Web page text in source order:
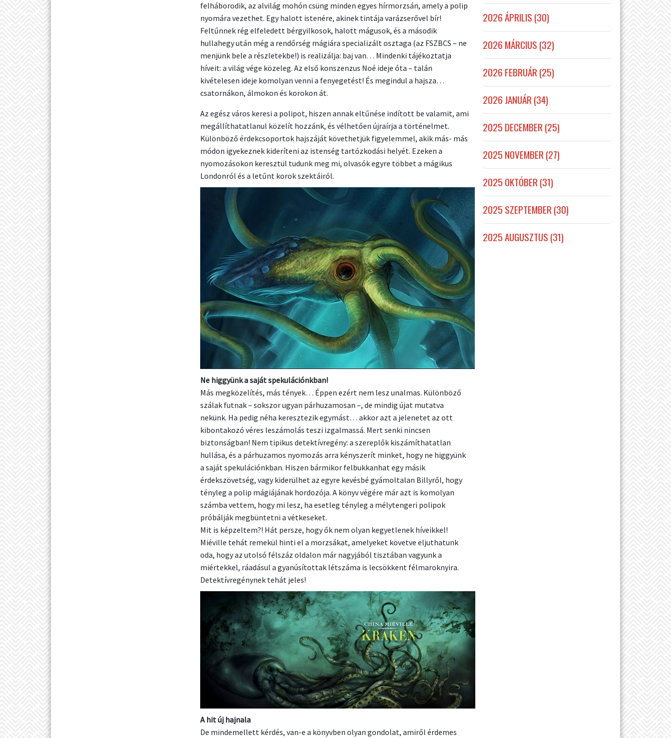
felháborodik, az alvilág mohón csüng minden egyes hírmorzsán, amely a polip
nyomára vezethet. Egy halott istenére, akinek tintája varázserővel bír!
Feltűnnek rég elfeledett bérgyilkosok, halott mágusok, és a második
hullahegy után még a rendőrség mágiára specializált osztaga (az FSZBCS – ne
menjünk bele a részletekbe!) is realizálja: baj van… Mindenki tájékoztatja
híveit: a világ vége közeleg. Az első konszenzus Noé ideje óta – talán
kivételesen ideje komolyan venni a fenyegetést! És megindul a hajsza…
csatornákon, álmokon és korokon át.
Az egész város keresi a polipot, hiszen annak eltűnése indított be valamit, ami
megállíthatatlanul közelít hozzánk, és vélhetően újraírja a történelmet.
Különböző érdekcsoportok hajszáját követhetjük figyelemmel, akik más- más
módon igyekeznek kideríteni az istenség tartózkodási helyét. Ezeken a
nyomozásokon keresztül tudunk meg mi, olvasók egyre többet a mágikus
Londonról és a letűnt korok szektáiról.
Ne higgyünk a saját spekulációnkban!
Más megközelítés, más tények… Éppen ezért nem lesz unalmas. Különböző
szálak futnak – sokszor ugyan párhuzamosan –, de mindig újat mutatva
nekünk. Ha pedig néha keresztezik egymást… akkor azt a jelenetet az ott
kibontakozó véres leszámolás teszi izgalmassá. Mert senki nincsen
biztonságban! Nem tipikus detektívregény: a szereplők kiszámíthatatlan
hullása, és a párhuzamos nyomozás arra kényszerít minket, hogy ne higgyünk
a saját spekulációnkban. Hiszen bármikor felbukkanhat egy másik
érdekszövetség, vagy kiderülhet az egyre kevésbé gyámoltalan Billyről, hogy
tényleg a polip mágiájának hordozója. A könyv végére már azt is komolyan
számba vettem, hogy mi lesz, ha esetleg tényleg a mélytengeri polipok
próbálják megbüntetni a vétkeseket.
Mit is képzeltem?! Hát persze, hogy ők nem olyan kegyetlenek híveikkel!
Miéville tehát remekül hinti el a morzsákat, amelyeket követve eljuthatunk
oda, hogy az utolsó félszáz oldalon már nagyjából tisztában vagyunk a
miértekkel, ráadásul a gyanúsítottak létszáma is lecsökkent félmaroknyira.
Detektívregénynek tehát jeles!
A hit új hajnala
De mindemellett kérdés, van-e a könyvben olyan gondolat, amiről érdemes
2026 ÁPRILIS (30)
2026 MÁRCIUS (32)
2026 FEBRUÁR (25)
2026 JANUÁR (34)
2025 DECEMBER (25)
2025 NOVEMBER (27)
2025 OKTÓBER (31)
2025 SZEPTEMBER (30)
2025 AUGUSZTUS (31)